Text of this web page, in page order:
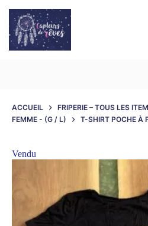
ACCUEIL FRIPERIE – TOUS LES
FEMME - (G / L)
T-SHIRT POCHE À
Vendu